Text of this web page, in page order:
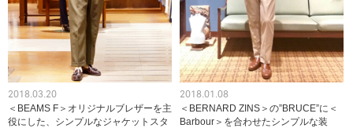
2018.03.20
＜BEAMS F＞オリジナルブレザーを主
役にした、シンプルなジャケットスタ
2018.01.08
＜BERNARD ZINS＞の”BRUCE”に＜
Barbour＞を合わせたシンプルな装